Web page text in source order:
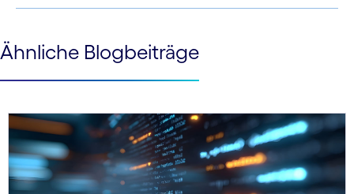
See more See less
Ähnliche Blogbeiträge